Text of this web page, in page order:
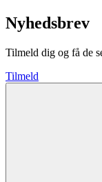
Nyhedsbrev
Tilmeld dig og få de
Tilmeld